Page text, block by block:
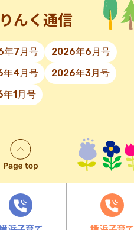
んく通信
年7月号
2026年6月号
年4月号
2026年3月号
1月号